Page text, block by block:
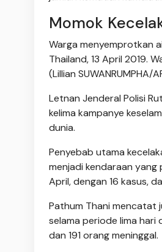
Momok
Warga menyemprotkan
Thailand, 13 April 2019.
(Lillian SUWANRUMPHA/
Letnan Jenderal Polisi
kelima kampanye
dunia.
Penyebab utama
menjadi kendaraan
April, dengan 16 kasus,
Pathum Thani mencatat
selama periode lima hari
dan 191 orang meninggal.